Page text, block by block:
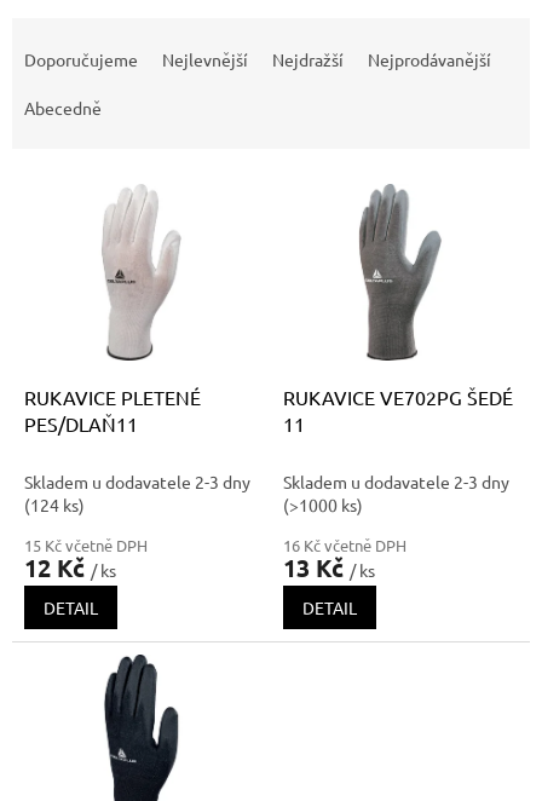
Doporučujeme Nejlevnější Nejdražší Nejprodávanější
Abecedně
RUKAVICE PLETENÉ
PES/DLAŇ11
Skladem u dodavatele 2-3 dny
(124 ks)
15 Kč včetně DPH
12 Kč / ks
DETAIL
RUKAVICE VE702PG ŠEDÉ
11
Skladem u dodavatele 2-3 dny
(>1000 ks)
16 Kč včetně DPH
13 Kč / ks
DETAIL